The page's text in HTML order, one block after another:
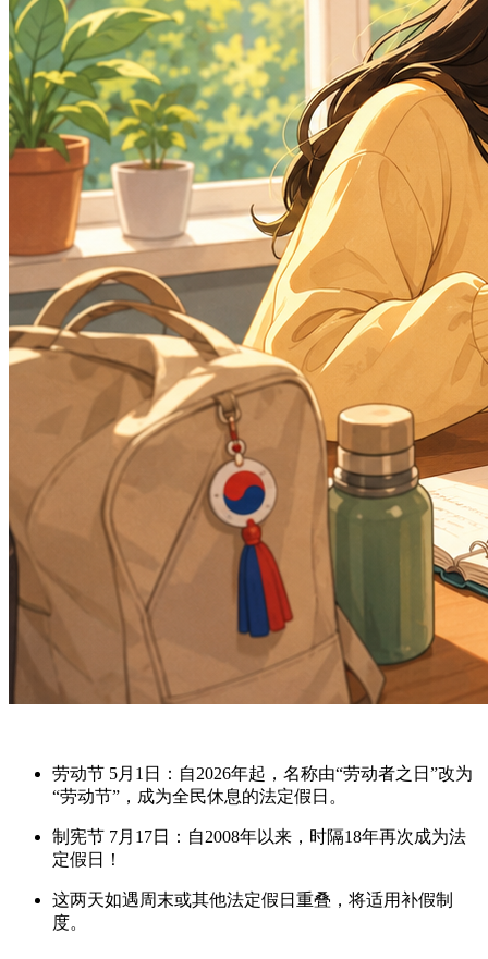
劳动节 5月1日
：自2026年起，名称由“劳动者之日”改为
“劳动节”，成为全民休息的法定假日。
制宪节 7月17日 ：自2008年以来，时隔18年再次成为法
定假日
！
这两天如遇周末或其他法定假日重叠，将适用补假制
度。